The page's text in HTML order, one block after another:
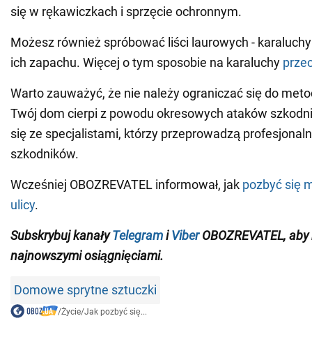
się w rękawiczkach i sprzęcie ochronnym.
Możesz również spróbować liści laurowych -
ich zapachu. Więcej o tym sposobie na karaluchy
Warto zauważyć, że nie należy ograniczać się do
Twój dom cierpi z powodu okresowych ataków
się ze specjalistami, którzy przeprowadzą
szkodników.
Wcześniej OBOZREVATEL informował, jak pozbyć się
ulicy.
Subskrybuj kanałyTelegramiViberOBOZREVATEL,
najnowszymi osiągnięciami.
Domowe sprytne sztuczki
/Życie/Jak pozbyć się...